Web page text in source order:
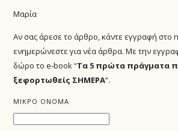
Μαρία
Αν σας άρεσε το άρθρο, κάντε εγγραφή στο
ενημερώνεστε για νέα άρθρα. Με την
δώρο το e-book “Τα 5 πρώτα πράγματα
ξεφορτωθείς ΣΗΜΕΡΑ“.
ΜΙΚΡΟ ΟΝΟΜΑ